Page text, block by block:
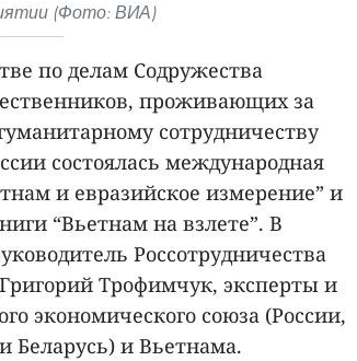
(Фото: ВИА)
по делам Содружества
проживающих за
сотрудничеству
состоялась международная
и евразийское измерение” и
“Вьетнам на взлете”. В
Россотрудничества
Трофимчук, эксперты и
экономического союза (России,
Беларусь) и Вьетнама.